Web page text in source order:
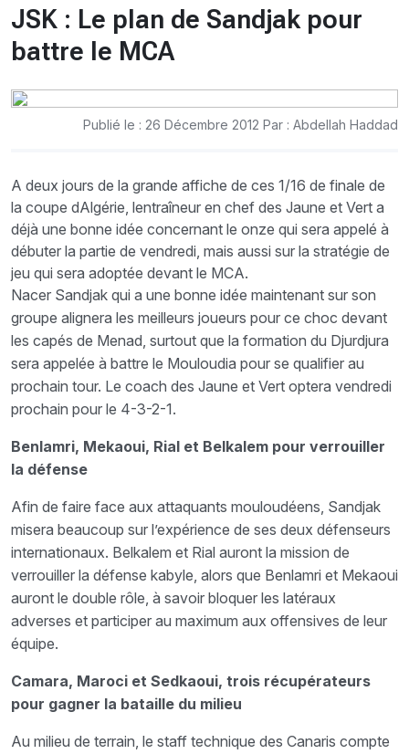
JSK : Le plan de Sandjak pour
battre le MCA
Publié le : 26 Décembre 2012 Par : Abdellah Haddad
A deux jours de la grande affiche de ces 1/16 de finale de
la coupe dAlgérie, lentraîneur en chef des Jaune et Vert a
déjà une bonne idée concernant le onze qui sera appelé à
débuter la partie de vendredi, mais aussi sur la stratégie de
jeu qui sera adoptée devant le MCA.
Nacer Sandjak qui a une bonne idée maintenant sur son
groupe alignera les meilleurs joueurs pour ce choc devant
les capés de Menad, surtout que la formation du Djurdjura
sera appelée à battre le Mouloudia pour se qualifier au
prochain tour. Le coach des Jaune et Vert optera vendredi
prochain pour le 4-3-2-1.
Benlamri, Mekaoui, Rial et Belkalem pour verrouiller
la défense
Afin de faire face aux attaquants mouloudéens, Sandjak
misera beaucoup sur l’expérience de ses deux défenseurs
internationaux. Belkalem et Rial auront la mission de
verrouiller la défense kabyle, alors que Benlamri et Mekaoui
auront le double rôle, à savoir bloquer les latéraux
adverses et participer au maximum aux offensives de leur
équipe.
Camara, Maroci et Sedkaoui, trois récupérateurs
pour gagner la bataille du milieu
Au milieu de terrain, le staff technique des Canaris compte